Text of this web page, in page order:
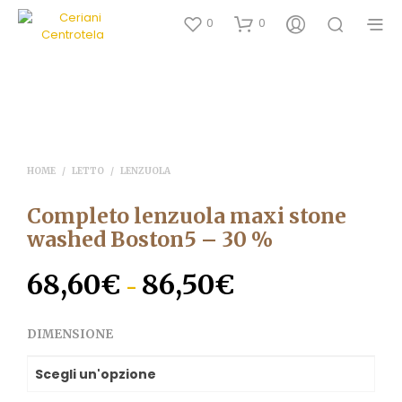
0 0
HOME / LETTO / LENZUOLA
Completo lenzuola maxi stone
washed Boston5 – 30 %
68,60€ - 86,50€
DIMENSIONE